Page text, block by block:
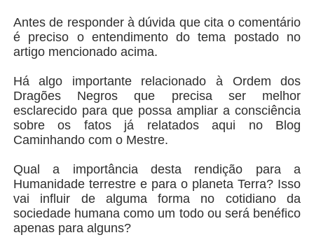
Antes de responder à dúvida que cita o comentário
é preciso o entendimento do tema postado no
artigo mencionado acima.
Há algo importante relacionado à Ordem dos
Dragões Negros que precisa ser melhor
esclarecido para que possa ampliar a consciência
sobre os fatos já relatados aqui no Blog
Caminhando com o Mestre.
Qual a importância desta rendição para a
Humanidade terrestre e para o planeta Terra? Isso
vai influir de alguma forma no cotidiano da
sociedade humana como um todo ou será benéfico
apenas para alguns?